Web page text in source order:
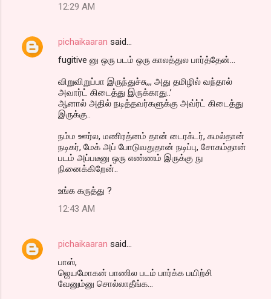
12:29 AM
pichaikaaran said…
fugitive னு ஒரு படம் ஒரு காலத்துல பார்த்தேன்...
விறுவிறுப்பா இருந்துச்சு,,, அது தமிழில் வந்தால்
அவார்ட் கிடைத்து இருக்காது..’
ஆனால் அதில் நடித்தவர்களுக்கு அவ்ர்ட் கிடைத்து
இருக்கு..
நம்ம ஊர்ல, மணிரத்னம் தான் டைரக்டர், கமல்தான்
நடிகர், மேக் அப் போடுவதுதான் நடிப்பு, சோகம்தான்
படம் அப்படீனு ஒரு எண்ணம் இருக்கு நு
நினைக்கிறேன்..
உங்க கருத்து ?
12:43 AM
pichaikaaran said…
பாஸ்,
ஜெயமோகன் பாணில படம் பார்க்க பயிற்சி
வேனும்னு சொல்லாதீங்க...